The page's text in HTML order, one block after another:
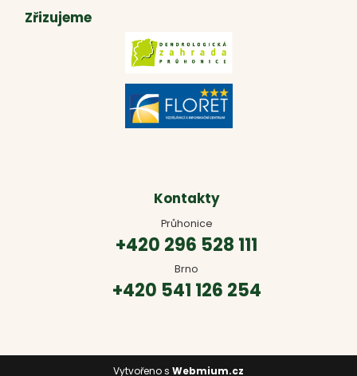
Zřizujeme
Kontakty
Průhonice
+420 296 528 111
Brno
+420 541 126 254
Vytvořeno s Webmium.cz